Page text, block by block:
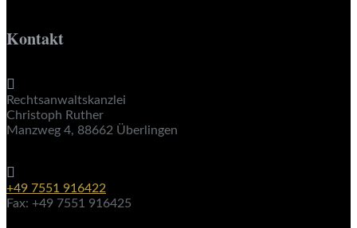
Kontakt

Rechtsanwaltskanzlei
Christoph Ruther
Manzweg 4, 88662 Überlingen

+49 7551 916422
Fax: +49 7551 916425